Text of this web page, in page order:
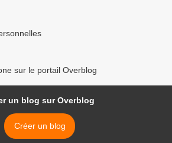
sur le portail Overblog
un blog sur Overblog
Créer un blog